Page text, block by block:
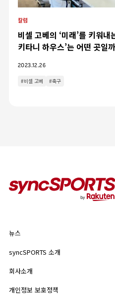
카테고리
인터뷰
기업 정보
개인정보 보호정책
이용약관
칼럼
비셀 고베의 ‘미래’를 키워
키타니 하우스’는 어떤 곳일
2023.12.26
#비셀 고베 #축구
뉴스
syncSPORTS 소개
회사소개
개인정보 보호정책